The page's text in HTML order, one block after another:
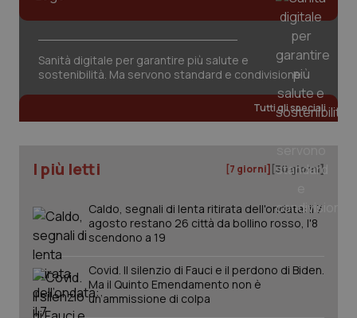
Salute orale & impianti
Sangue & coagulazione
Tiroide
Tumore ovarico
Tumori del Polmone & Testa Collo
Tumori gastrointestinali
Ulcera & Reflusso
Sanità digitale per garantire più salute e
sostenibilità. Ma servono standard e condivisione
Tutti gli speciali
I più letti [7 giorni] [30 giorni]
Caldo, segnali di lenta ritirata dell'ondata: il 7
agosto restano 26 città da bollino rosso, l'8
scendono a 19
Covid. Il silenzio di Fauci e il perdono di Biden.
Ma il Quinto Emendamento non è
un’ammissione di colpa
www.quotidianosanita.it